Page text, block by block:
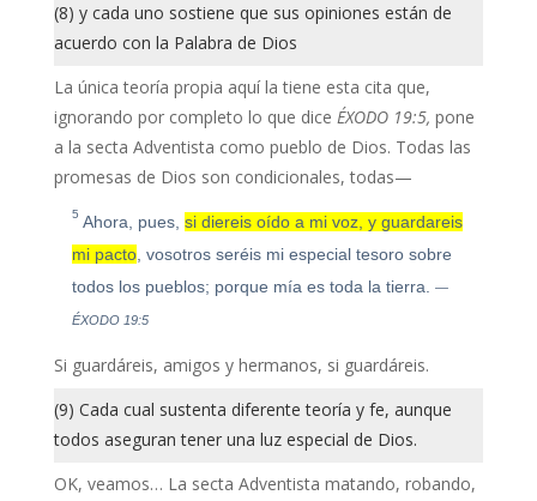
(8) y cada uno sostiene que sus opiniones están de
acuerdo con la Palabra de Dios
La única teoría propia aquí la tiene esta cita que,
ignorando por completo lo que dice ÉXODO 19:5, pone
a la secta Adventista como pueblo de Dios. Todas las
promesas de Dios son condicionales, todas—
5 Ahora, pues, si diereis oído a mi voz, y guardareis
mi pacto, vosotros seréis mi especial tesoro sobre
todos los pueblos; porque mía es toda la tierra. —
ÉXODO 19:5
Si guardáreis, amigos y hermanos, si guardáreis.
(9) Cada cual sustenta diferente teoría y fe, aunque
todos aseguran tener una luz especial de Dios.
OK, veamos… La secta Adventista matando, robando,